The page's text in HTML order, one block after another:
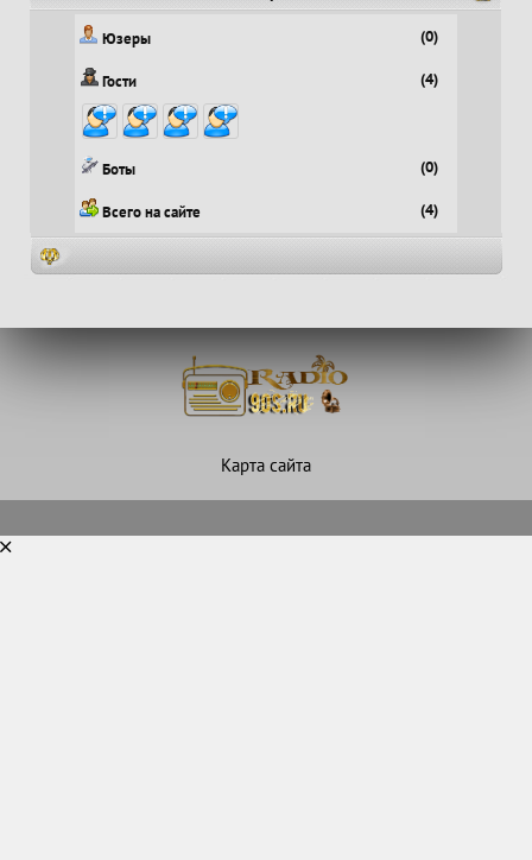
Юзеры (0)
Гости (4)
Боты (0)
Всего на сайте (4)
Карта сайта